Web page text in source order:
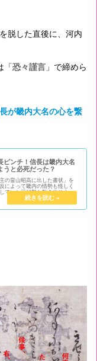
脱した直後に、河内
「恐々謹言 」で締めら
が畿内大名の心を繋
ピンチ！信長は畿内大名
うと必死だった？
の畠山昭高に出した書状」を
によって畿内の情勢も怪しく
ていた三好勢も動き出そうと
、信長が河内守護である畠山
うとする焦りが見て取れる。